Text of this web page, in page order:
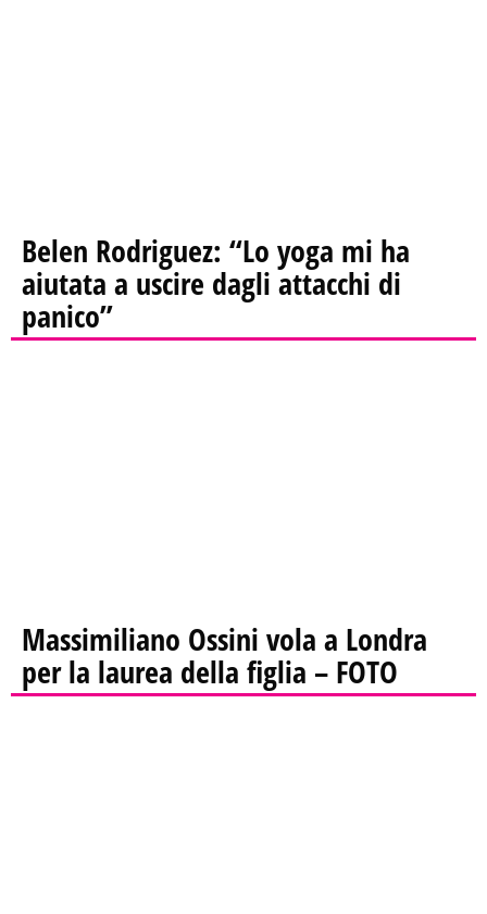
Belen Rodriguez: “Lo yoga mi ha
aiutata a uscire dagli attacchi di
panico”
Massimiliano Ossini vola a Londra
per la laurea della figlia – FOTO